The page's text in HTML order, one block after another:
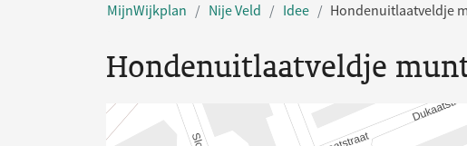
MijnWijkplan Nije Veld Idee Hondenuitlaatveldje
Hondenuitlaatveldje